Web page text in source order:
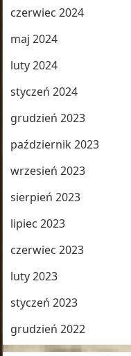
czerwiec 2024
maj 2024
luty 2024
styczeń 2024
grudzień 2023
październik 2023
wrzesień 2023
sierpień 2023
lipiec 2023
czerwiec 2023
luty 2023
styczeń 2023
grudzień 2022